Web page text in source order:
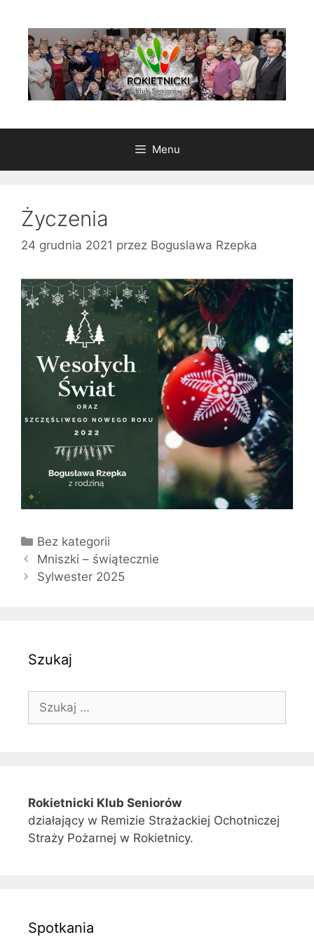
treści
Menu
Życzenia
24 grudnia 2021 przez Boguslawa Rzepka
Kategorie
Bez kategorii
Zobacz
wpisy
Mniszki – świątecznie
Sylwester 2025
Szukaj
Szukaj:
Rokietnicki Klub Seniorów
działający w Remizie Strażackiej Ochotniczej
Straży Pożarnej w Rokietnicy.
Spotkania